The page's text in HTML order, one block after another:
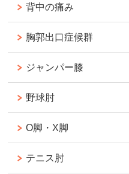
背中の痛み
胸郭出口症候群
ジャンパー膝
野球肘
O脚・X脚
テニス肘